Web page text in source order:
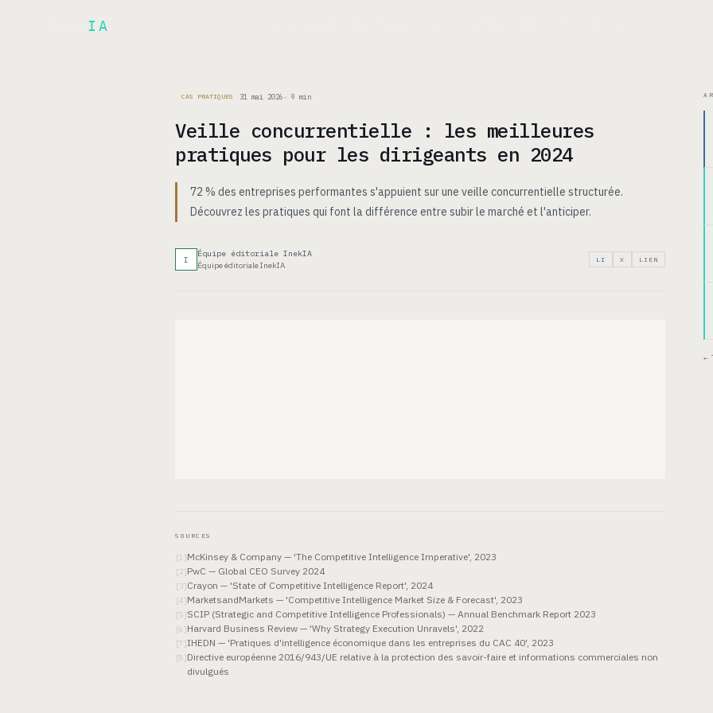
IA
CAS PRATIQUES 31 mai 2026 · 9 min
Veille concurrentielle : les meilleures
pratiques pour les dirigeants en 2024
72 % des entreprises performantes s'appuient sur une veille concurrentielle structurée.
Découvrez les pratiques qui font la différence entre subir le marché et l'anticiper.
I
Équipe éditoriale InekIA
Équipe éditoriale InekIA
LI X LIEN
SOURCES
[1 ]McKinsey & Company — 'The Competitive Intelligence Imperative', 2023
[2]PwC — Global CEO Survey 2024
[ 3]Crayon — 'State of Competitive Intelligence Report', 2024
[4 ]MarketsandMarkets — 'Competitive Intelligence Market Size & Forecast', 2023
[5]SCIP (Strategic and Competitive Intelligence Professionals) — Annual Benchmark Report 2023
[6 ]Harvard Business Review — 'Why Strategy Execution Unravels', 2022
[7 ]IHEDN — 'Pratiques d'intelligence économique dans les entreprises du CAC 40', 2023
[8]Directive européenne 2016/943/UE relative à la protection des savoir-faire et informations commerciales non
divulgués
←